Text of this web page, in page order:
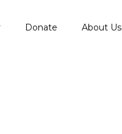
Donate About Us